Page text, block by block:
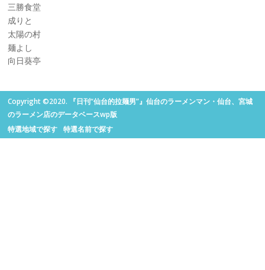
三勝食堂
成りと
太陽の村
麺よし
向日葵亭
Copyright ©2020. 『日刊“仙台的拉麺男”』仙台のラーメンマン・仙台、宮城
のラーメン店のデータベースwp版
特選地域で探す
特選名前で探す